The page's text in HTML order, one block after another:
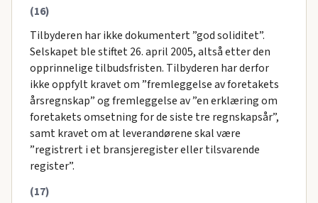
(16)
Tilbyderen har ikke dokumentert ”god soliditet”.
Selskapet ble stiftet 26. april 2005, altså etter den
opprinnelige tilbudsfristen. Tilbyderen har derfor
ikke oppfylt kravet om ”fremleggelse av foretakets
årsregnskap” og fremleggelse av ”en erklæring om
foretakets omsetning for de siste tre regnskapsår”,
samt kravet om at leverandørene skal være
”registrert i et bransjeregister eller tilsvarende
register”.
(17)